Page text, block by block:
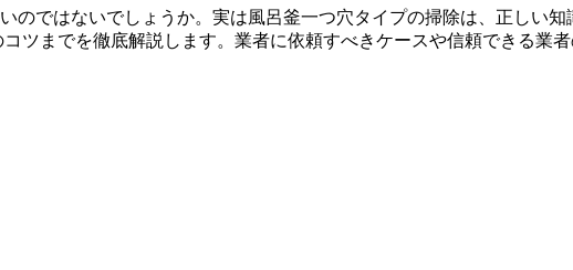
ではないでしょうか。実は風呂釜一つ穴タイプの掃除は、正しい
ツまでを徹底解説します。業者に依頼すべきケースや信頼できる業